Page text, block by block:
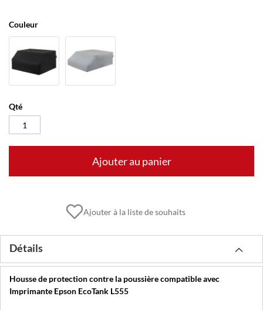
Couleur
Qté
Ajouter au panier
Ajouter à la liste de souhaits
Détails
Housse de protection contre la poussière compatible avec
Imprimante Epson EcoTank L555